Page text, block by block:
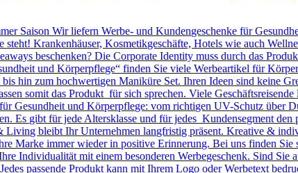
Saison Wir liefern Werbe- und Kundengeschenke für
Krankenhäuser, Kosmetikgeschäfte, Hotels wie auch
beschenken? Die Corporate Identity muss durch das
und Körperpflege“ finden Sie viele Werbeartikel für
hin zum hochwertigen Maniküre Set. Ihren Ideen sind keine
somit das Produkt für sich sprechen. Viele
Gesundheit und Körperpflege: vom richtigen UV-Schutz über
Es gibt für jede Altersklasse und für jedes Kundensegment
bleibt Ihr Unternehmen langfristig präsent. Kreative &
Marke immer wieder in positive Erinnerung. Bei uns finden
Individualität mit einem besonderen Werbegeschenk. Sind Sie
passende Produkt kann mit Ihrem Logo oder Werbetext